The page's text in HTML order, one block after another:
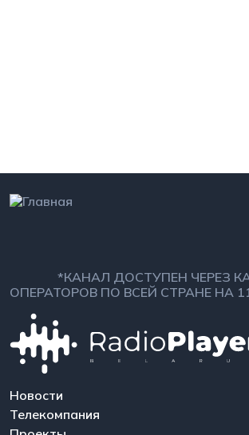
*КАНАЛ ДОСТУПЕН ЧЕРЕЗ
ОПЕРАТОРОВ ПО ВСЕЙ СТРАНЕ НА
Новости
Телекомпания